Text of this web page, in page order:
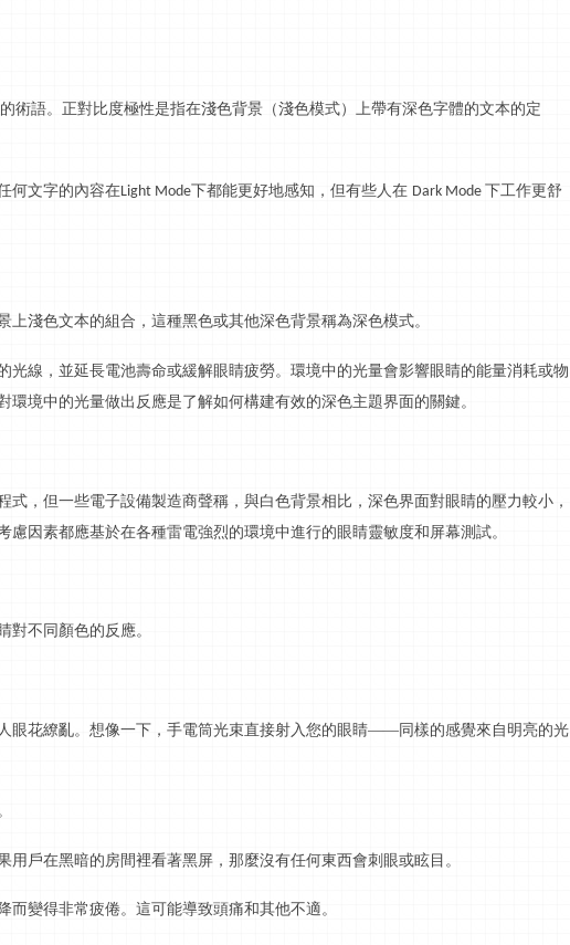
術語。正對比度極性是指在淺色背景（淺色模式）上帶有深色字體的文本的定
何文字的內容在Light Mode下都能更好地感知，但有些人在 Dark Mode 下工作更舒
淺色文本的組合，這種黑色或其他深色背景稱為深色模式。
光線，並延長電池壽命或緩解眼睛疲勞。環境中的光量會影響眼睛的能量消耗或物
境中的光量做出反應是了解如何構建有效的深色主題界面的關鍵。
式，但一些電子設備製造商聲稱，與白色背景相比，深色界面對眼睛的壓力較小，
因素都應基於在各種雷電強烈的環境中進行的眼睛靈敏度和屏幕測試。
對不同顏色的反應。
眼花繚亂。想像一下，手電筒光束直接射入您的眼睛——同樣的感覺來自明亮的光
戶在黑暗的房間裡看著黑屏，那麼沒有任何東西會刺眼或眩目。
變得非常疲倦。這可能導致頭痛和其他不適。